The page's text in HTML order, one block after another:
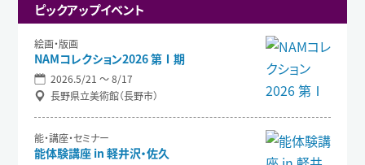
ピックアップイベント
絵画・版画
NAMコレクション2026 第Ⅰ期
2026.5/21 〜 8/17
長野県立美術館（長野市）
能・講座・セミナー
能体験講座 in 軽井沢・佐久